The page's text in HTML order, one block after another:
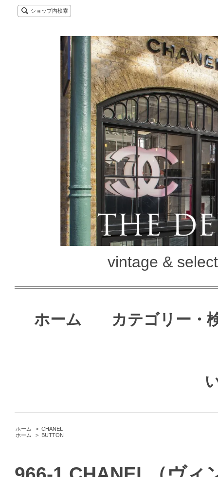
ショップ内検索
vintage &
ホーム カテゴリー・
ホーム > CHANEL
ホーム
> BUTTON